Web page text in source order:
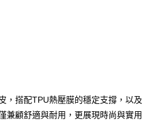
上)免運費
，搭配TPU熱壓膜的穩定支撐，以及
兼顧舒適與耐用，更展現時尚與實用